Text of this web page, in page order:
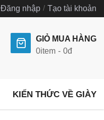
Đăng nhập Tạo tài khoản
GIỎ MUA HÀNG
0item 0đ
KIẾN THỨC VỀ GIÀY